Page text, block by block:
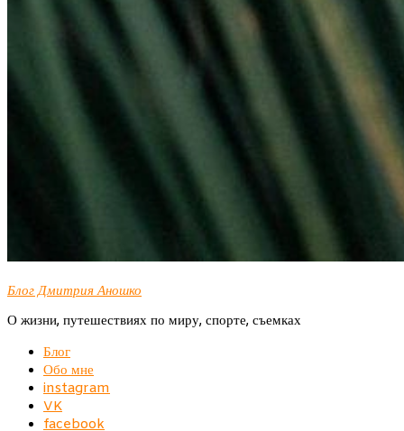
Блог Дмитрия Аношко
О жизни, путешествиях по миру, спорте, съемках
Блог
Обо мне
instagram
VK
facebook